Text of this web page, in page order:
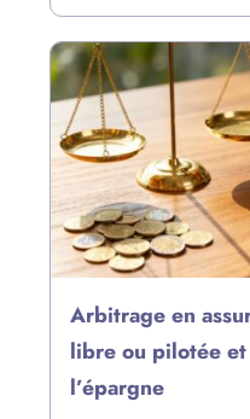
Arbitrage en
libre ou pilotée
l’épargne